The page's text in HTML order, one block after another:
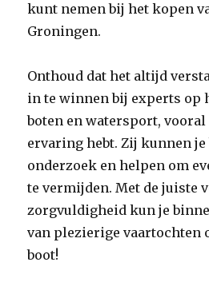
kunt nemen bij het kopen
Groningen.
Onthoud dat het altijd
in te winnen bij experts op
boten en watersport,
ervaring hebt. Zij kunnen
onderzoek en helpen om
te vermijden. Met de juiste
zorgvuldigheid kun je
van plezierige vaartochten
boot!